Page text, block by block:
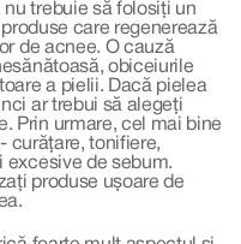
nu trebuie să folosiți un
care regenerează
de acnee. O cauză
obiceiurile
a pielii. Dacă pielea
ar trebui să alegeți
Prin urmare, cel mai bine
curățare, tonifiere,
excesive de sebum.
produse ușoare de